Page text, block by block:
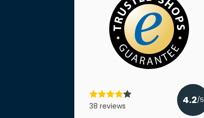
correo electrónico*
38 reviews
4.2/5